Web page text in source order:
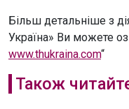
Більш детальніше з
Україна» Ви можете
www.thukraina.com“
Також